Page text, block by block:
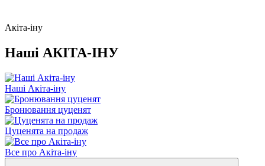
Акіта-іну
Наші АКІТА-ІНУ
Наші Акіта-іну
Бронювання цуценят
Цуценята на продаж
Все про Акіта-іну